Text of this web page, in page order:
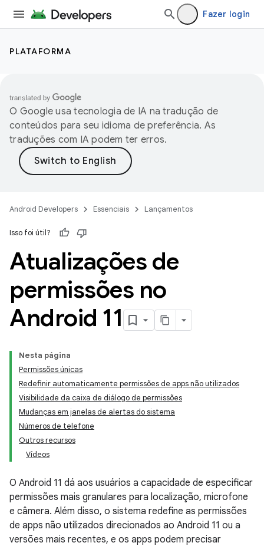
Fazer login
PLATAFORMA
O Google usa tecnologia de IA na tradução de
conteúdos para seu idioma de preferência. As
traduções com IA podem ter erros.
Android Developers Essenciais Lançamentos
Isso foi útil?
Atualizações de
permissões no
Android 11
Nesta página
Permissões únicas
Redefinir automaticamente permissões de apps não utilizados
Visibilidade da caixa de diálogo de permissões
Mudanças em janelas de alertas do sistema
Números de telefone
Outros recursos
Vídeos
O Android 11 dá aos usuários a capacidade de especificar
permissões mais granulares para localização, microfone
e câmera. Além disso, o sistema redefine as permissões
de apps não utilizados direcionados ao Android 11 ou a
versões mais recentes, e os apps podem precisar